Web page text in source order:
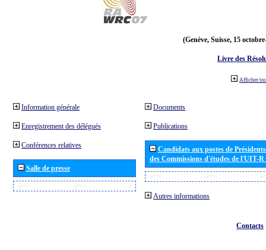
(Genève, Suisse, 15
Livre des
Afficher
Information générale
Enregistrement des délégués
Conférences relatives
Salle de presse
Documents
Publications
Candidats aux postes de
des Commissions d'études de l'UIT-
Autres informations
Contacts